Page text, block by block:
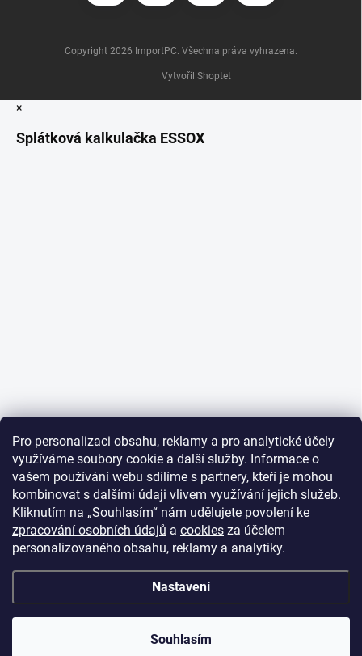
Pro personalizaci obsahu, reklamy a pro analytické účely
využíváme soubory cookie a další služby. Informace o
vašem používání webu sdílíme s partnery, kteří je mohou
kombinovat s dalšími údaji vlivem využívání jejich služeb.
Kliknutím na „Souhlasím“ nám udělujete povolení ke
zpracování osobních údajů a cookies za účelem
personalizovaného obsahu, reklamy a analytiky.
Nastavení
Souhlasím
Vytvořil Shoptet
Copyright 2026 ImportPC. Všechna práva vyhrazena.
×
Splátková kalkulačka ESSOX